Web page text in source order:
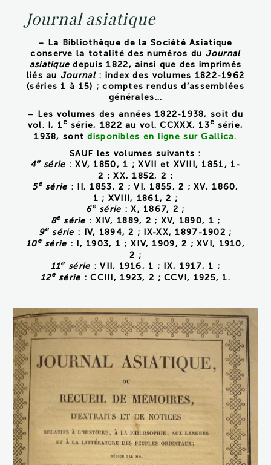
Journal asiatique
– La Bibliothèque de la Société Asiatique
conserve la totalité des numéros du Journal
asiatique depuis 1822, ainsi que des imprimés
liés au Journal: index des volumes 1822-1962
(séries 1 à 15) ; comptes rendus d’assemblées
générales…
– Les volumes des années 1822-1938, soit du
vol. I, 1e série, 1822 au vol. CCXXX, 13e série,
1938, sontdisponibles en ligne sur Gallica.
SAUF les volumes suivants :
4esérie : XV, 1850, 1 ; XVII et XVIII, 1851, 1-
2 ; XX, 1852, 2 ;
5esérie : II, 1853, 2 ; VI, 1855, 2 ; XV, 1860,
1 ; XVIII, 1861, 2 ;
6esérie : X, 1867, 2 ;
8e série : XIV, 1889, 2 ; XV, 1890, 1 ;
9e série : IV, 1894, 2 ; IX-XX, 1897-1902 ;
10esérie : I, 1903, 1 ; XIV, 1909, 2 ; XVI, 1910,
2 ;
11e série : VII, 1916, 1 ; IX, 1917, 1 ;
12esérie : CCIII, 1923, 2 ; CCVI, 1925, 1.